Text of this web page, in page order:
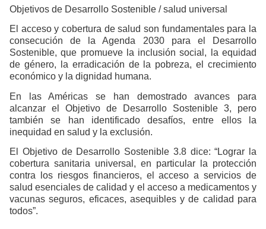
Objetivos de Desarrollo Sostenible / salud universal
El acceso y cobertura de salud son fundamentales para la
consecución de la Agenda 2030 para el Desarrollo
Sostenible, que promueve la inclusión social, la equidad
de género, la erradicación de la pobreza, el crecimiento
económico y la dignidad humana.
En las Américas se han demostrado avances para
alcanzar el Objetivo de Desarrollo Sostenible 3, pero
también se han identificado desafíos, entre ellos la
inequidad en salud y la exclusión.
El Objetivo de Desarrollo Sostenible 3.8 dice: “Lograr la
cobertura sanitaria universal, en particular la protección
contra los riesgos financieros, el acceso a servicios de
salud esenciales de calidad y el acceso a medicamentos y
vacunas seguros, eficaces, asequibles y de calidad para
todos”.